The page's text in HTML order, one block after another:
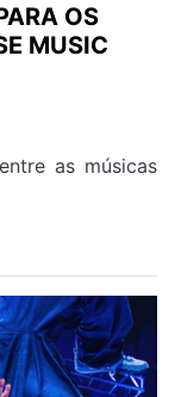
OS
MUSIC
as músicas